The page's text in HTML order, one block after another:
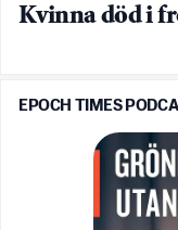
Kvinna död i
EPOCH TIMES